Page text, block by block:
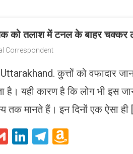
को तलाश में टनल के बाहर चक्कर
Correspondent
कुत्तों को वफादार
है। यही कारण है कि लोग भी इस
तक मानते हैं। इन दिनों एक ऐसा ही
GmailLinkedIn
Telegram